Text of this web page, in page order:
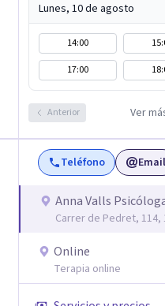
Lunes, 10 de agosto
14:00
17:00
Anterior Ver
Teléfono Email
Anna Valls
Carrer de Pedret, 114,
Online
Terapia online